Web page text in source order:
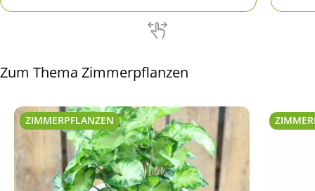
Zum Thema Zimmerpflanzen
ZIMMERPFLANZEN